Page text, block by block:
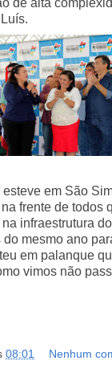
em São
frente de todos
infraestrutura
mesmo ano
em palanque
vimos não
08:01 Nenhum